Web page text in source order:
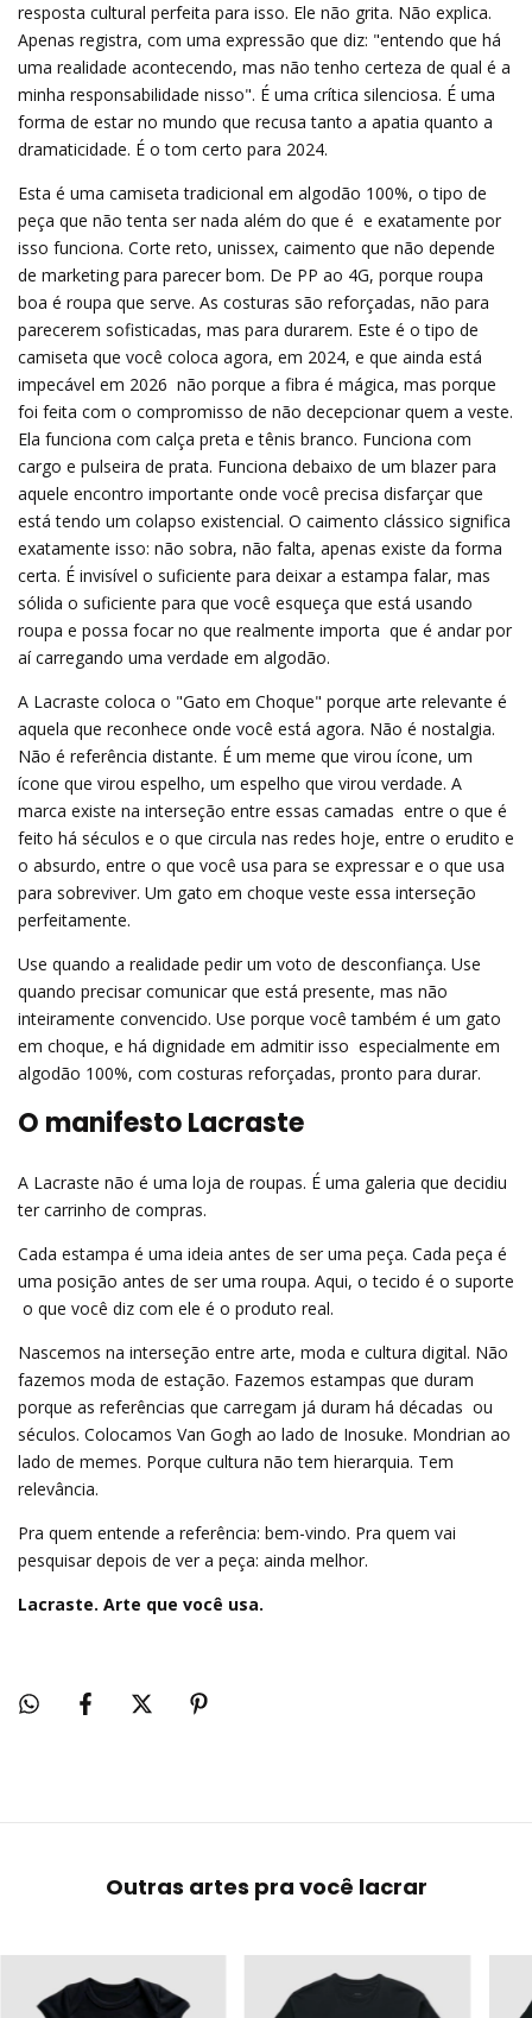
resposta cultural perfeita para isso. Ele não grita. Não explica.
Apenas registra, com uma expressão que diz: "entendo que há
uma realidade acontecendo, mas não tenho certeza de qual é a
minha responsabilidade nisso". É uma crítica silenciosa. É uma
forma de estar no mundo que recusa tanto a apatia quanto a
dramaticidade. É o tom certo para 2024.
Esta é uma camiseta tradicional em algodão 100%, o tipo de
peça que não tenta ser nada além do que é  e exatamente por
isso funciona. Corte reto, unissex, caimento que não depende
de marketing para parecer bom. De PP ao 4G, porque roupa
boa é roupa que serve. As costuras são reforçadas, não para
parecerem sofisticadas, mas para durarem. Este é o tipo de
camiseta que você coloca agora, em 2024, e que ainda está
impecável em 2026  não porque a fibra é mágica, mas porque
foi feita com o compromisso de não decepcionar quem a veste.
Ela funciona com calça preta e tênis branco. Funciona com
cargo e pulseira de prata. Funciona debaixo de um blazer para
aquele encontro importante onde você precisa disfarçar que
está tendo um colapso existencial. O caimento clássico significa
exatamente isso: não sobra, não falta, apenas existe da forma
certa. É invisível o suficiente para deixar a estampa falar, mas
sólida o suficiente para que você esqueça que está usando
roupa e possa focar no que realmente importa  que é andar por
aí carregando uma verdade em algodão.
A Lacraste coloca o "Gato em Choque" porque arte relevante é
aquela que reconhece onde você está agora. Não é nostalgia.
Não é referência distante. É um meme que virou ícone, um
ícone que virou espelho, um espelho que virou verdade. A
marca existe na interseção entre essas camadas  entre o que é
feito há séculos e o que circula nas redes hoje, entre o erudito e
o absurdo, entre o que você usa para se expressar e o que usa
para sobreviver. Um gato em choque veste essa interseção
perfeitamente.
Use quando a realidade pedir um voto de desconfiança. Use
quando precisar comunicar que está presente, mas não
inteiramente convencido. Use porque você também é um gato
em choque, e há dignidade em admitir isso  especialmente em
algodão 100%, com costuras reforçadas, pronto para durar.
O manifesto Lacraste
A Lacraste não é uma loja de roupas. É uma galeria que decidiu
ter carrinho de compras.
Cada estampa é uma ideia antes de ser uma peça. Cada peça é
uma posição antes de ser uma roupa. Aqui, o tecido é o suporte
 o que você diz com ele é o produto real.
Nascemos na interseção entre arte, moda e cultura digital. Não
fazemos moda de estação. Fazemos estampas que duram
porque as referências que carregam já duram há décadas  ou
séculos. Colocamos Van Gogh ao lado de Inosuke. Mondrian ao
lado de memes. Porque cultura não tem hierarquia. Tem
relevância.
Pra quem entende a referência: bem-vindo. Pra quem vai
pesquisar depois de ver a peça: ainda melhor.
Lacraste. Arte que você usa.
Outras artes pra você lacrar